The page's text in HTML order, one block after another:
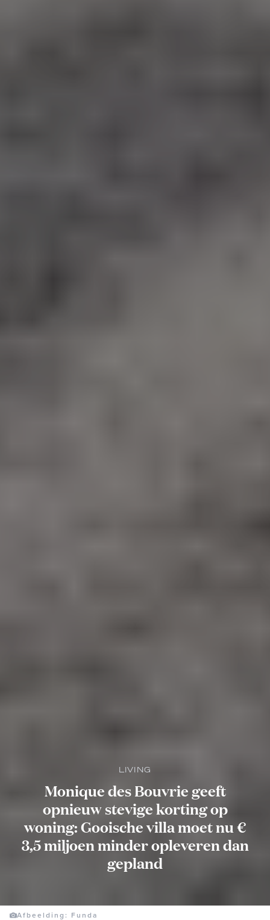
LIVING
Monique des Bouvrie geeft
opnieuw stevige korting op
woning: Gooische villa moet nu €
3,5 miljoen minder opleveren dan
gepland
Afbeelding: Funda